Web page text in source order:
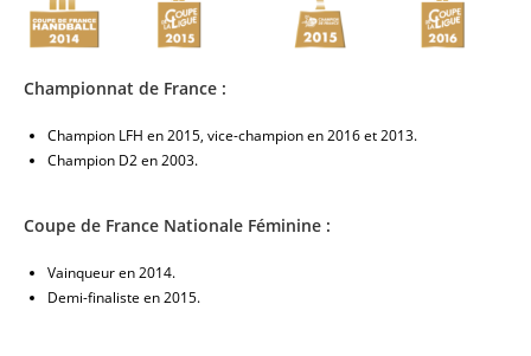
Championnat de France :
Champion LFH en 2015, vice-champion en 2016 et 2013.
Champion D2 en 2003.
Coupe de France Nationale Féminine :
Vainqueur en 2014.
Demi-finaliste en 2015.